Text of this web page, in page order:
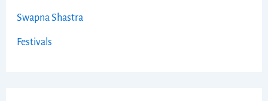
Swapna Shastra
Festivals